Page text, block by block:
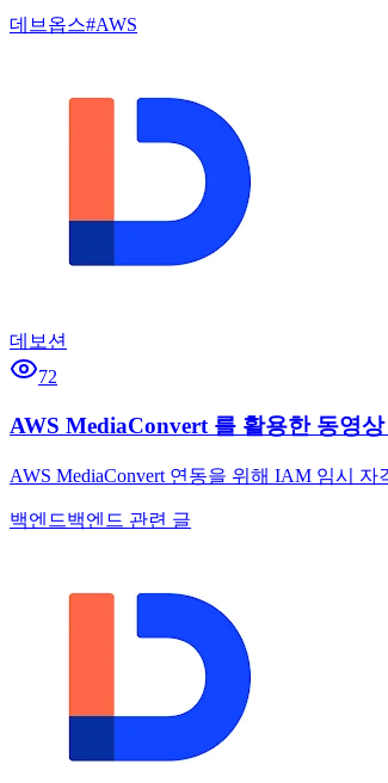
데브옵스#AWS
데보션
72
AWS MediaConvert 를 활용한 동영
AWS MediaConvert 연동을 위해 IAM 임시
백엔드백엔드 관련 글